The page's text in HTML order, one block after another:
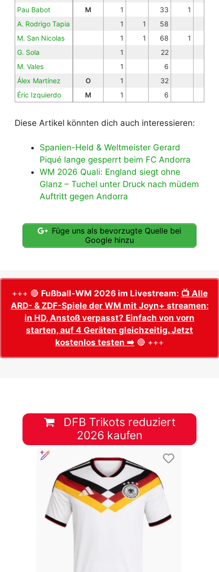
Pau Babot
M 1 33
1
A. Rodrigo Tapia
1 1
58
M. San Nicolas
1 1 68
1
G. Sola
1
22
M. Vales
1
6
Álex Martínez
O 1
32
Éric Izquierdo
M 1 6
Diese Artikel könnten dich auch interessieren:
Spanien-Held & Weltmeister Gerard
Piqué lange gesperrt beim FC Andorra
WM 2026 Quali: England siegt ohne
Glanz – Tuchel unter Druck nach müdem
Auftritt gegen Andorra
Füge uns als bevorzugte Quelle bei
Google hinzu
+++ 🔴 Fußball-WM 2026 im Livestream: 📺 Alle
ARD- & ZDF-Spiele der WM mit Joyn+ streamen:
in HD, Anstoß verpasst? Einfach von vorn
starten, auf 4 Geräten gleichzeitig. Jetzt
kostenlos testen ➡️ 🔴 +++
DFB Trikots reduziert
2026 kaufen